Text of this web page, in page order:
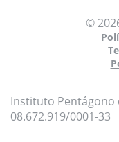
©
Instituto Pentágono
08.672.919/0001-33